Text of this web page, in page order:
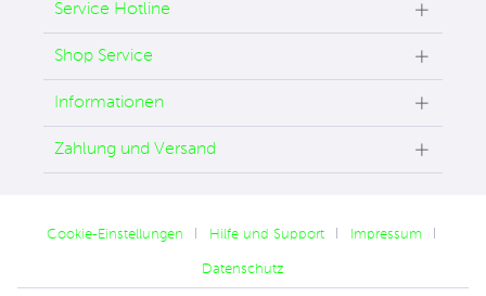
Service Hotline
Shop Service
Informationen
Zahlung und Versand
Cookie-Einstellungen Hilfe und Support Impressum
Datenschutz